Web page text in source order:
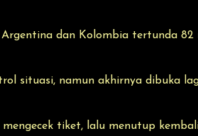
dan Kolombia tertunda
situasi, namun akhirnya dibuka
tiket, lalu menutup